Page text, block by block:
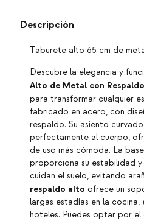
Descripción
Taburete alto 65 cm de
Descubre la elegancia y
Alto de Metal con
para transformar cualquier
fabricado en acero, con
respaldo. Su asiento
perfectamente al cuerpo,
de uso más cómoda. La
proporciona su estabilidad
cuidan el suelo, evitando
respaldo alto ofrece un
largas estadías en la cocina,
hoteles. Puedes optar por